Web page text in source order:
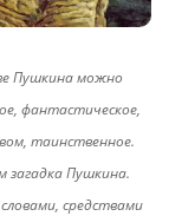
Пушкина можно
фантастическое,
таинственное.
загадка Пушкина.
средствами